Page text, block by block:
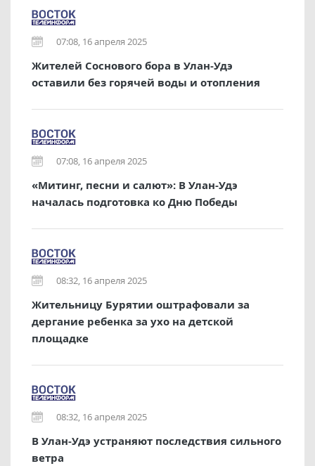
07:08, 16 апреля 2025
Жителей Соснового бора в Улан-Удэ
оставили без горячей воды и отопления
07:08, 16 апреля 2025
«Митинг, песни и салют»: В Улан-Удэ
началась подготовка ко Дню Победы
08:32, 16 апреля 2025
Жительницу Бурятии оштрафовали за
дергание ребенка за ухо на детской
площадке
08:32, 16 апреля 2025
В Улан-Удэ устраняют последствия сильного
ветра